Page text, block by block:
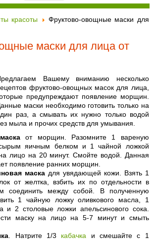
красоты
Фруктово-овощные маски для
маски для лица от
Вашему вниманию несколько
фруктово-овощных масок для лица,
предупреждают появление морщин.
маски необходимо готовить только на
раз, а смывать их нужно только водой
мыла и прочих средств для умывания.
от морщин. Разомните 1 вареную
яичным белком и 1 чайной ложкой
лицо на 20 минут. Смойте водой. Данная
появление ранних морщин.
маскадля увядающей кожи. Взять 1
от желтка, взбить их по отдельности в
соединить между собой. В полученную
1 чайную ложку оливкового масла, 1
и 2 столовые ложки апельсинового сока.
маску на лицо на 5-7 минут и смыть
. Натрите 1/3 кабачка и смешайте с 1